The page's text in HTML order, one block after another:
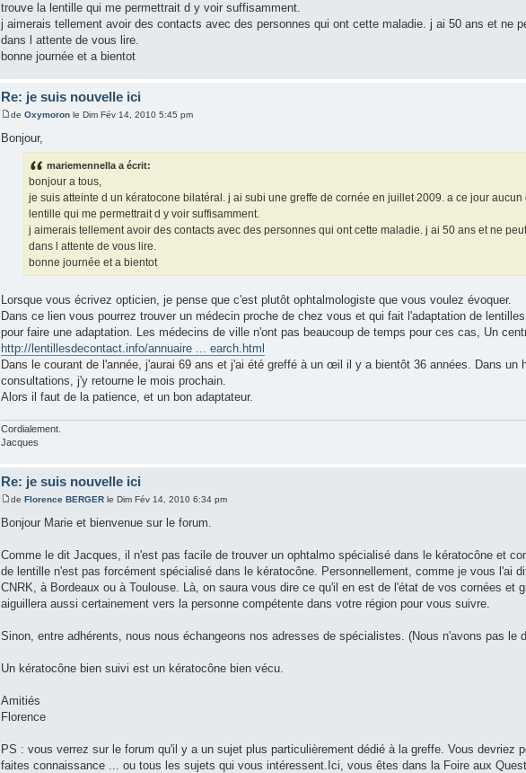
trouve la lentille qui me permettrait d y voir suffisamment.
j aimerais tellement avoir des contacts avec des personnes qui ont cette maladie. j ai 50 ans et ne
dans l attente de vous lire.
bonne journée et a bientot
Re: je suis nouvelle ici
deOxymoron le Dim Fév 14, 2010 5:45 pm
Bonjour,
mariemennella a écrit:
bonjour a tous,
je suis atteinte d un kératocone bilatéral. j ai subi une greffe de cornée en juillet 2009. a ce jour
lentille qui me permettrait d y voir suffisamment.
j aimerais tellement avoir des contacts avec des personnes qui ont cette maladie. j ai 50 ans et ne
dans l attente de vous lire.
bonne journée et a bientot
Lorsque vous écrivez opticien, je pense que c'est plutôt ophtalmologiste que vous voulez évoquer.
Dans ce lien vous pourrez trouver un médecin proche de chez vous et qui fait l'adaptation de
pour faire une adaptation. Les médecins de ville n'ont pas beaucoup de temps pour ces cas, Un
http://lentillesdecontact.info/annuaire ... earch.html
Dans le courant de l'année, j'aurai 69 ans et j'ai été greffé à un œil il y a bientôt 36 années. Dans
consultations, j'y retourne le mois prochain.
Alors il faut de la patience, et un bon adaptateur.
Cordialement.
Jacques
Re: je suis nouvelle ici
deFlorence BERGER le Dim Fév 14, 2010 6:34 pm
Bonjour Marie et bienvenue sur le forum.
Comme le dit Jacques, il n'est pas facile de trouver un ophtalmo spécialisé dans le kératocône et
de lentille n'est pas forcément spécialisé dans le kératocône. Personnellement, comme je vous l'ai
CNRK, à Bordeaux ou à Toulouse. Là, on saura vous dire ce qu'il en est de l'état de vos cornées
aiguillera aussi certainement vers la personne compétente dans votre région pour vous suivre.
Sinon, entre adhérents, nous nous échangeons nos adresses de spécialistes. (Nous n'avons pas le
Un kératocône bien suivi est un kératocône bien vécu.
Amitiés
Florence
PS : vous verrez sur le forum qu'il y a un sujet plus particulièrement dédié à la greffe. Vous devriez
faites connaissance ... ou tous les sujets qui vous intéressent.Ici, vous êtes dans la Foire aux